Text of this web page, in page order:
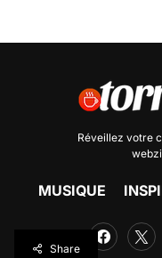
Réveillez votre
MUSIQUE
Share